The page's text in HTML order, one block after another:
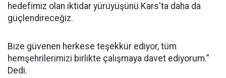
hedefimiz olan iktidar yürüyüşünü Kars'ta daha da
güçlendireceğiz.
Bize güvenen herkese teşekkür ediyor, tüm
hemşehrilerimizi birlikte çalışmaya davet ediyorum.”
Dedi.